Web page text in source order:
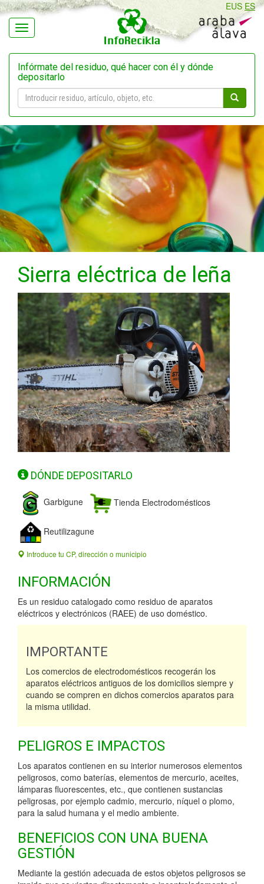
Navegación
EUS ES
Infórmate del residuo, qué hacer con él y dónde
depositarlo
Sierra eléctrica de leña
DÓNDE DEPOSITARLO
Garbigune Tienda Electrodomésticos
Reutilizagune
Introduce tu CP, dirección o municipio
INFORMACIÓN
Es un residuo catalogado como residuo de aparatos
eléctricos y electrónicos (RAEE) de uso doméstico.
IMPORTANTE
Los comercios de electrodomésticos recogerán los
aparatos eléctricos antiguos de los domicilios siempre y
cuando se compren en dichos comercios aparatos para
la misma utilidad.
PELIGROS E IMPACTOS
Los aparatos contienen en su interior numerosos elementos
peligrosos, como baterías, elementos de mercurio, aceites,
lámparas fluorescentes, etc., que contienen sustancias
peligrosas, por ejemplo cadmio, mercurio, níquel o plomo,
para la salud humana y el medio ambiente.
BENEFICIOS CON UNA BUENA
GESTIÓN
Mediante la gestión adecuada de estos objetos peligrosos se